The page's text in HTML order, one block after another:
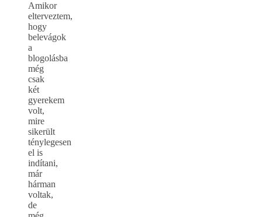
Amikor
elterveztem,
hogy
belevágok
a
blogolásba
még
csak
két
gyerekem
volt,
mire
sikerült
ténylegesen
el is
indítani,
már
hárman
voltak,
de